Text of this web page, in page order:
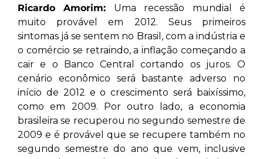
Ricardo Amorim: Uma recessão mundial é
muito provável em 2012. Seus primeiros
sintomas já se sentem no Brasil, com a indústria e
o comércio se retraindo, a inflação começando a
cair e o Banco Central cortando os juros. O
cenário econômico será bastante adverso no
início de 2012 e o crescimento será baixíssimo,
como em 2009. Por outro lado, a economia
brasileira se recuperou no segundo semestre de
2009 e é provável que se recupere também no
segundo semestre do ano que vem, inclusive